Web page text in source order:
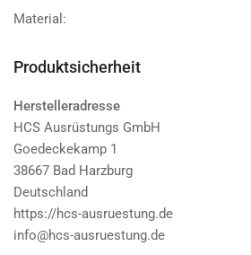
Material:
Produktsicherheit
Herstelleradresse
HCS Ausrüstungs GmbH
Goedeckekamp 1
38667 Bad Harzburg
Deutschland
https://hcs-ausruestung.de
info@hcs-ausruestung.de